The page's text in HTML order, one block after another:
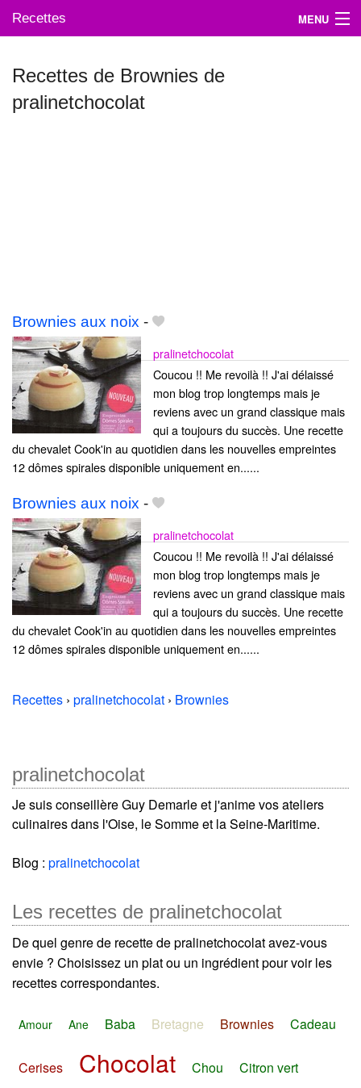
Recettes MENU
Mes blogs préférés
Recettes de Brownies de
pralinetchocolat
Brownies aux noix -
pralinetchocolat
Coucou !! Me revoilà !! J'ai délaissé
mon blog trop longtemps mais je
reviens avec un grand classique mais
qui a toujours du succès. Une recette
du chevalet Cook'in au quotidien dans les nouvelles empreintes
12 dômes spirales disponible uniquement en......
Brownies aux noix -
pralinetchocolat
Coucou !! Me revoilà !! J'ai délaissé
mon blog trop longtemps mais je
reviens avec un grand classique mais
qui a toujours du succès. Une recette
du chevalet Cook'in au quotidien dans les nouvelles empreintes
12 dômes spirales disponible uniquement en......
Recettes › pralinetchocolat › Brownies
pralinetchocolat
Je suis conseillère Guy Demarle et j'anime vos ateliers
culinaires dans l'Oise, le Somme et la Seine-Maritime.
Blog : pralinetchocolat
Les recettes de pralinetchocolat
De quel genre de recette de pralinetchocolat avez-vous
envie ? Choisissez un plat ou un ingrédient pour voir les
recettes correspondantes.
Amour Ane Baba Bretagne Brownies Cadeau
Cerises Chocolat Chou
Citron vert